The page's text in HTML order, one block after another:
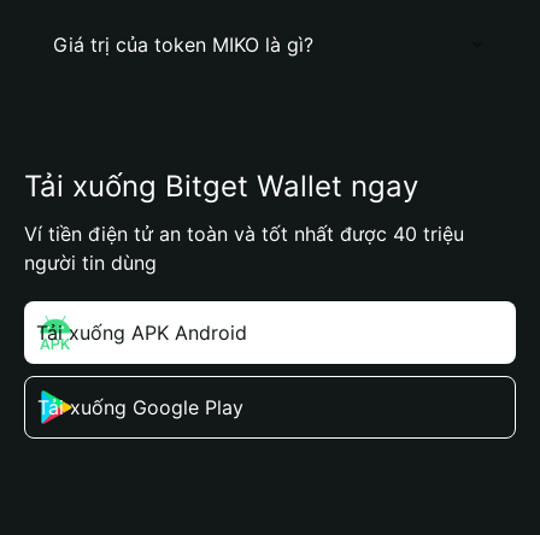
Giá trị của token MIKO là gì?
Tải xuống Bitget Wallet ngay
Ví tiền điện tử an toàn và tốt nhất được 40 triệu
người tin dùng
Tải xuống APK Android
Tải xuống Google Play